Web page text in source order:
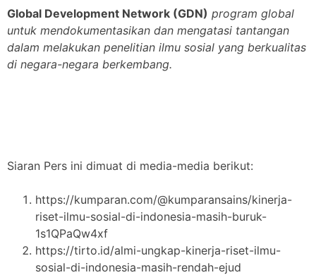
Global Development Network (GDN) program global
untuk mendokumentasikan dan mengatasi tantangan
dalam melakukan penelitian ilmu sosial yang berkualitas
di negara-negara berkembang.
Siaran Pers ini dimuat di media-media berikut:
https://kumparan.com/@kumparansains/kinerja-
riset-ilmu-sosial-di-indonesia-masih-buruk-
1s1QPaQw4xf
https://tirto.id/almi-ungkap-kinerja-riset-ilmu-
sosial-di-indonesia-masih-rendah-ejud